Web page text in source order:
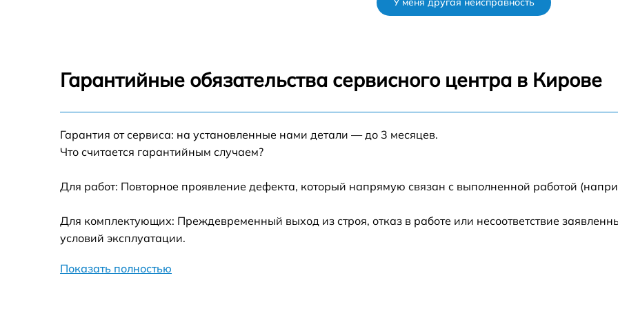
Замена шлейфа матрицы HP dv7
порта) HP dv7
Замена северного моста HP dv7 от 80 мин
Гарантийные обязательства сервисного центра в Кирове
Гарантия от сервиса: на установленные нами детали — до 3 месяцев.
Что считается гарантийным случаем?
Для работ: Повторное проявление дефекта, который напрямую связан с выполненной работой
Для комплектующих: Преждевременный выход из строя, отказ в работе или несоответствие
условий эксплуатации.
Показать полностью